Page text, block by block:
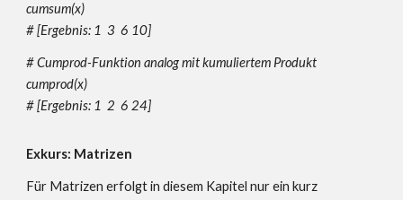
cumsum(x)
#[Ergebnis: 1 3 6 10]
# Cumprod-Funktion analog mit kumuliertem Produkt
cumprod(x)
#[Ergebnis: 1 2 6 24]
Exkurs: Matrizen
Für Matrizen erfolgt in diesem Kapitel nur ein kurz